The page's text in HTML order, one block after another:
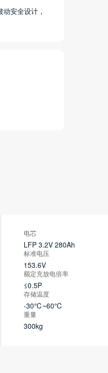
安全设计，
电芯
LFP 3.2V 280Ah
标准电压
153.6V
额定充放电倍率
≤0.5P
存储温度
-30℃~60℃
重量
300kg